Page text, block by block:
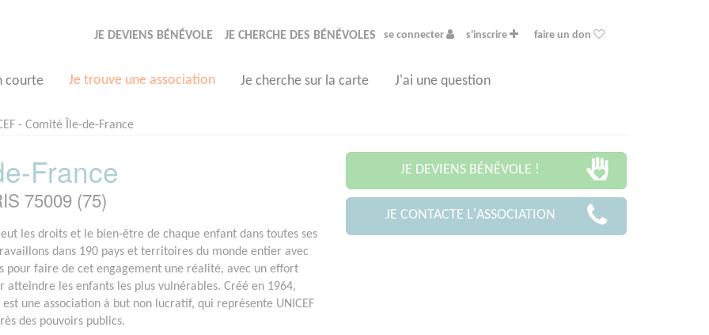
JE DEVIENS BÉNÉVOLE JE CHERCHE DES BÉNÉVOLES se connecter s'inscrire faire un don
courte Je trouve une association Je cherche sur la carte J'ai une question
- Comité Île-de-France
France
75009 (75)
les droits et le bien-être de chaque enfant dans toutes ses
dans 190 pays et territoires du monde entier avec
pour faire de cet engagement une réalité, avec un effort
atteindre les enfants les plus vulnérables. Créé en 1964,
est une association à but non lucratif, qui représente UNICEF
des pouvoirs publics.
JE DEVIENS BÉNÉVOLE !
JE CONTACTE L'ASSOCIATION